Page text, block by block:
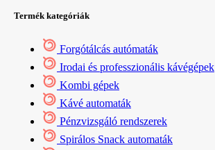
Termék kategóriák
Forgótálcás autómaták
Irodai és professzionális kávégépek
Kombi gépek
Kávé automaták
Pénzvizsgáló rendszerek
Spirálos Snack automaták